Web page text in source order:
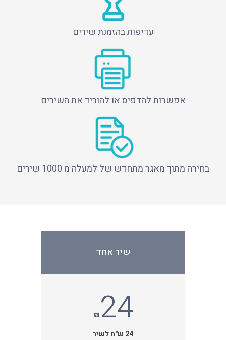
עדיפות בהזמנת שירים
אפשרות להדפיס או להוריד את השירים
בחירה מתוך מאגר מתחדש של למעלה מ 1000 שירים
שיר אחד
₪24
24 ש"ח לשיר